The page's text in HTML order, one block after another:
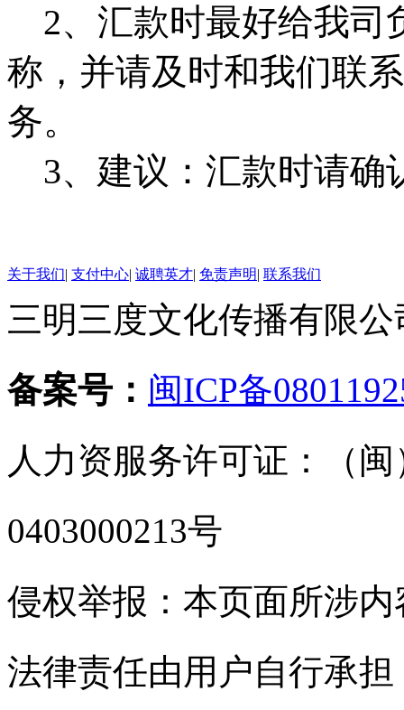
2、汇款时最好给我司
称，并请及时和我们联
务。
3、建议：汇款时请确
关于我们| 支付中心| 诚聘英才| 免责声明| 联系我们
三明三度文化传播有限
备案号： 闽ICP备
人力资服务许可证：（
0403000213号
侵权举报：本页面所涉
法律责任由用户自行承